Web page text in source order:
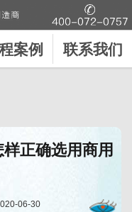
案例 联系我们
正确选用商用
06-30